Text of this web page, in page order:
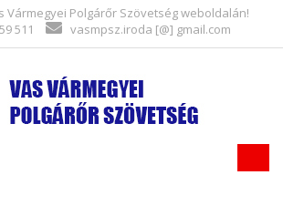
Vármegyei Polgárőr Szövetség weboldalán!
511
vasmpsz.iroda [@] gmail.com